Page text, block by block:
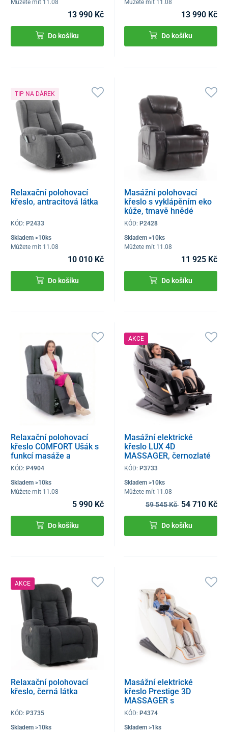
Můžete mít 11.08
13 990 Kč
Do košíku
Můžete mít 11.08
13 990 Kč
Do košíku
TIP NA DÁREK
Relaxační polohovací
křeslo, antracitová látka
KÓD: P2433
Skladem >10ks
Můžete mít 11.08
10 010 Kč
Do košíku
Masážní polohovací
křeslo s vyklápěním eko
kůže, tmavě hnědé
KÓD:P2428
Skladem >10ks
Můžete mít 11.08
11 925 Kč
Do košíku
Relaxační polohovací
křeslo COMFORT Ušák s
funkcí masáže a
výhřevu, antracitová
KÓD: P4904
Skladem >10ks
Můžete mít 11.08
5 990 Kč
Do košíku
AKCE
Masážní elektrické
křeslo LUX 4D
MASSAGER, černozlaté
KÓD:P3733
Skladem >10ks
Můžete mít 11.08
59 545 Kč 54 710 Kč
Do košíku
AKCE
Relaxační polohovací
křeslo, černá látka
KÓD: P3735
Skladem >10ks
Masážní elektrické
křeslo Prestige 3D
MASSAGER s
ionizátorem vzduchu,
KÓD:P4374
Skladem >1ks